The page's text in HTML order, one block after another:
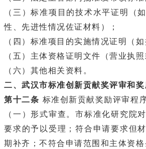
（三）标准项目的技术水平证明（
性、先进性情况佐证材料）；
（四）标准项目的实施情况证明（
（五）主体资格证明文件（营业执
（六）其他相关资料。
二、武汉市标准创新贡献奖评审和
第十二条 标准创新贡献奖励评审程
（一）形式审查。市标准化研究院
要求的予以受理；符合申请要求但
期补齐；不符合申请范围和主体资